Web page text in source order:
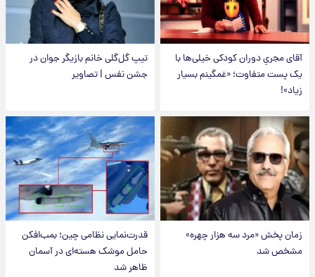
آقای مجریِ دوران کودکی خیلی‌ها با
یک پست متفاوت؛ «غمگینم بسیار
زیاد»!
تیپ گل‌گلی خانم بازیگر جوان در
جشن نفس | تصاویر
زمان پخش «مرد سه هزار چهره»
مشخص شد
قدرت‌نمایی نظامی چین؛ بمب‌افکن
حامل موشک هسته‌ای در آسمان
ظاهر شد